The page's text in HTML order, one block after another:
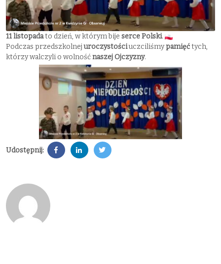
11 listopadato dzień, w którym bije serce Polski.
Podczas przedszkolnejuroczystościuczciliśmypamięćtych,
którzy walczyli o wolnośćnaszej Ojczyzny.
Udostępnij: